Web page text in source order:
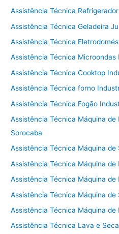
Assistência Técnica
Assistência Técnica Geladeira
Assistência Técnica
Assistência Técnica Microondas
Assistência Técnica Cooktop
Assistência Técnica forno
Assistência Técnica Fogão
Assistência Técnica Máquina de
Sorocaba
Assistência Técnica Máquina de
Assistência Técnica Máquina de
Assistência Técnica Máquina
Assistência Técnica Máquina de
Assistência Técnica Máquina de
Assistência Técnica Lava e